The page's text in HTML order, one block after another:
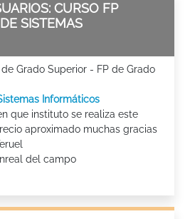
CURSO FP
SISTEMAS
Grado Superior - FP de Grado
Informáticos
que instituto se realiza este
aproximado muchas gracias
del campo